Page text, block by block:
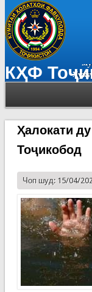
КҲФ
Ҳалокати
Тоҷикобод
Чоп шуд: 15/04/